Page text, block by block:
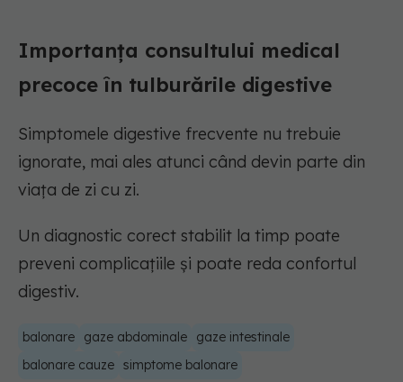
Importanța consultului medical
precoce în tulburările digestive
Simptomele digestive frecvente nu trebuie
ignorate, mai ales atunci când devin parte din
viața de zi cu zi.
Un diagnostic corect stabilit la timp poate
preveni complicațiile și poate reda confortul
digestiv.
balonare gaze abdominale
gaze intestinale
balonare cauze simptome balonare